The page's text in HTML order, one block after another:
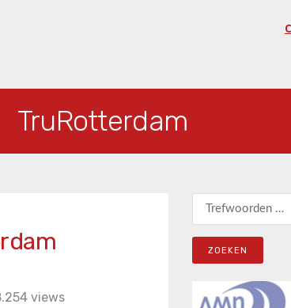
TruRotterdam
views
Zoeken naar: